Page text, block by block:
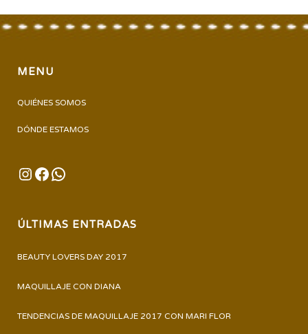
MENU
QUIÉNES SOMOS
DÓNDE ESTAMOS
INSTAGRAM
FACEBOOK
WHATSAPP
ÚLTIMAS ENTRADAS
BEAUTY LOVERS DAY 2017
MAQUILLAJE CON DIANA
TENDENCIAS DE MAQUILLAJE 2017 CON MARI FLOR